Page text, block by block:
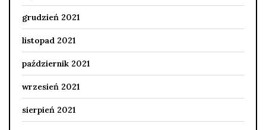
grudzień 2021
listopad 2021
październik 2021
wrzesień 2021
sierpień 2021